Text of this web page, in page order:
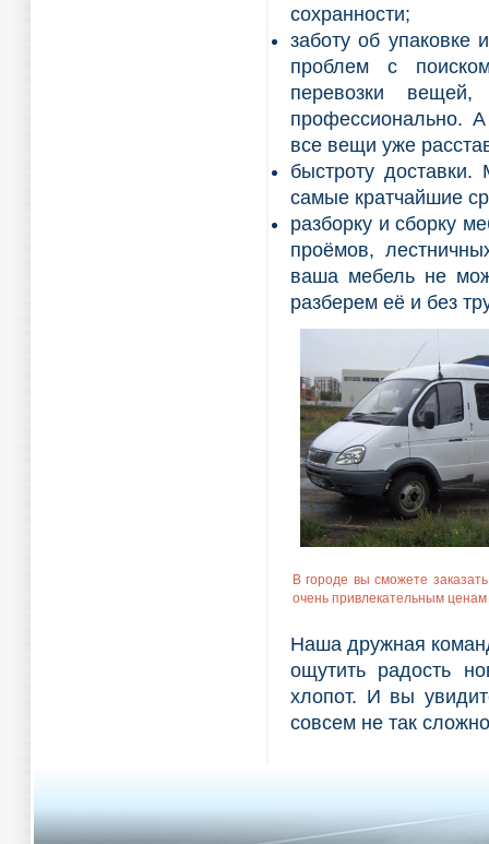
сохранности;
заботу об упаковке
проблем с
перевозки
профессионально.
все вещи уже
быстроту
самые кратчайшие
разборку и сборку
проёмов,
ваша мебель не
разберем её и без
В городе вы сможете
очень привлекательным ценам
Наша дружная
ощутить радость
хлопот. И вы
совсем не так